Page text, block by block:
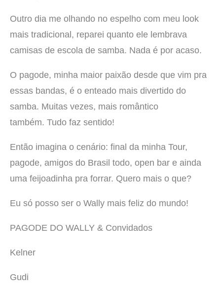
Outro dia me olhando no espelho com meu look
mais tradicional, reparei quanto ele lembrava
camisas de escola de samba. Nada é por acaso.
O pagode, minha maior paixão desde que vim pra
essas bandas, é o enteado mais divertido do
samba. Muitas vezes, mais romântico
também. Tudo faz sentido!
Então imagina o cenário: final da minha Tour,
pagode, amigos do Brasil todo, open bar e ainda
uma feijoadinha pra forrar. Quero mais o que?
Eu só posso ser o Wally mais feliz do mundo!
PAGODE DO WALLY & Convidados
Kelner
Gudi